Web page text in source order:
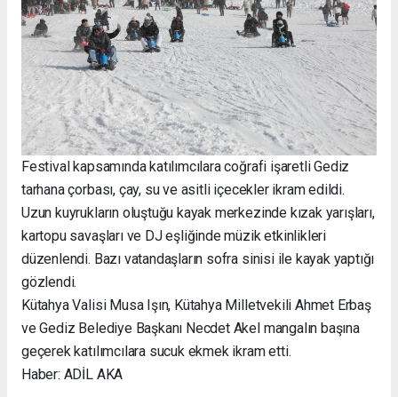
Festival kapsamında katılımcılara coğrafi işaretli Gediz
tarhana çorbası, çay, su ve asitli içecekler ikram edildi.
Uzun kuyrukların oluştuğu kayak merkezinde kızak yarışları,
kartopu savaşları ve DJ eşliğinde müzik etkinlikleri
düzenlendi. Bazı vatandaşların sofra sinisi ile kayak yaptığı
gözlendi.
Kütahya Valisi Musa Işın, Kütahya Milletvekili Ahmet Erbaş
ve Gediz Belediye Başkanı Necdet Akel mangalın başına
geçerek katılımcılara sucuk ekmek ikram etti.
Haber: ADİL AKA